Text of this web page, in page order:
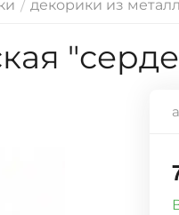
/ декорики из